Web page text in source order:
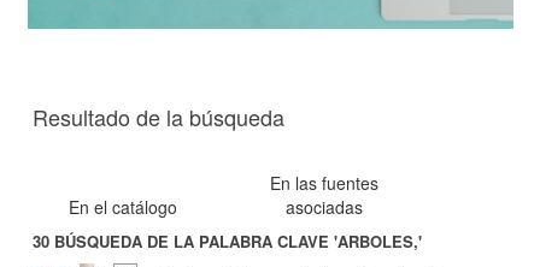
Resultado de la búsqueda
En el catálogo
En las fuentes
asociadas
30 BÚSQUEDA DE LA PALABRA CLAVE'ARBOLES,'